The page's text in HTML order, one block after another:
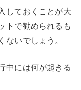
しておくことが大
トで勧められるも
ないでしょう。
中には何が起きる